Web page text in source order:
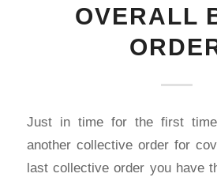
OVERALL
Just in time for the first
another collective order for
last collective order you have